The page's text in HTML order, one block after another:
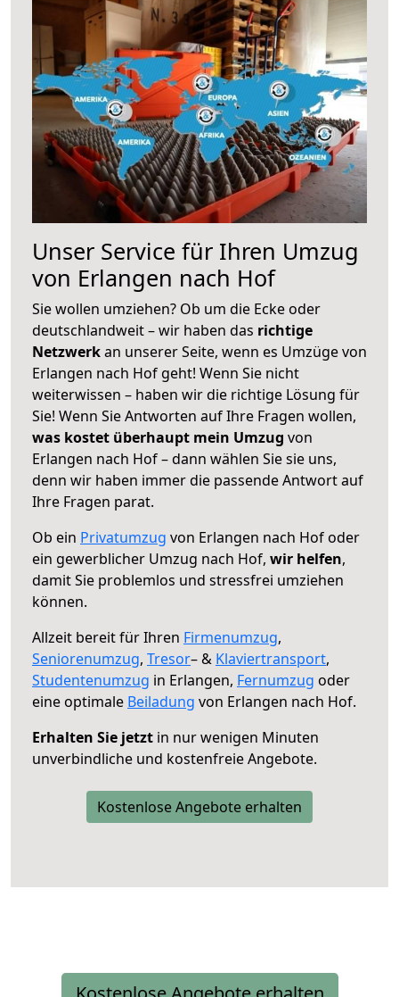
Unser Service für Ihren Umzug
von Erlangen nach Hof
Sie wollen umziehen? Ob um die Ecke oder
deutschlandweit – wir haben das richtige
Netzwerkan unserer Seite, wenn es Umzüge von
Erlangen nach Hof geht! Wenn Sie nicht
weiterwissen – haben wir die richtige Lösung für
Sie! Wenn Sie Antworten auf Ihre Fragen wollen,
was kostet überhaupt mein Umzug von
Erlangen nach Hof – dann wählen Sie sie uns,
denn wir haben immer die passende Antwort auf
Ihre Fragen parat.
Ob ein Privatumzug von Erlangen nach Hof oder
ein gewerblicher Umzug nach Hof, wir helfen,
damit Sie problemlos und stressfrei umziehen
können.
Allzeit bereit für Ihren Firmenumzug,
Seniorenumzug, Tresor– & Klaviertransport,
Studentenumzug in Erlangen, Fernumzug oder
eine optimale Beiladung von Erlangen nach Hof.
Erhalten Sie jetzt in nur wenigen Minuten
unverbindliche und kostenfreie Angebote.
Kostenlose Angebote erhalten